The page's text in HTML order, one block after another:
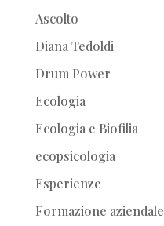
Ascolto
Diana Tedoldi
Drum Power
Ecologia
Ecologia e Biofilia
ecopsicologia
Esperienze
Formazione aziendale